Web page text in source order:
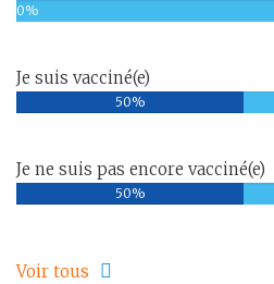
0%
Je suis vacciné(e)
50%
Je ne suis pas encore vacciné(e)
50%
Voir tous